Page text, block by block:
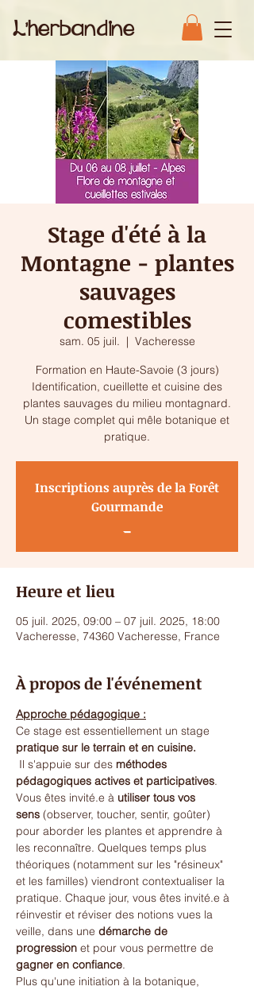
L'herbandine
Stage d'été à la
Montagne - plantes
sauvages
comestibles
sam. 05 juil.
  |
Vacheresse
Formation en Haute-Savoie (3 jours)
Identification, cueillette et cuisine des
plantes sauvages du milieu montagnard.
Un stage complet qui mêle botanique et
pratique.
Inscriptions auprès de la Forêt
Gourmande
Heure et lieu
05 juil. 2025, 09:00 – 07 juil. 2025, 18:00
Vacheresse, 74360 Vacheresse, France
À propos de l'événement
Approche pédagogique :
Ce stage est essentiellement un stage
pratique sur le terrain et en cuisine.
Il s'appuie sur des méthodes
pédagogiques actives et participatives.
Vous êtes invité.e à utiliser tous vos
sens (observer, toucher, sentir, goûter)
pour aborder les plantes et apprendre à
les reconnaître. Quelques temps plus
théoriques (notamment sur les "résineux"
et les familles) viendront contextualiser la
pratique. Chaque jour, vous êtes invité.e à
réinvestir et réviser des notions vues la
veille, dans une démarche de
progression et pour vous permettre de
gagner en confiance.
Plus qu'une initiation à la botanique,